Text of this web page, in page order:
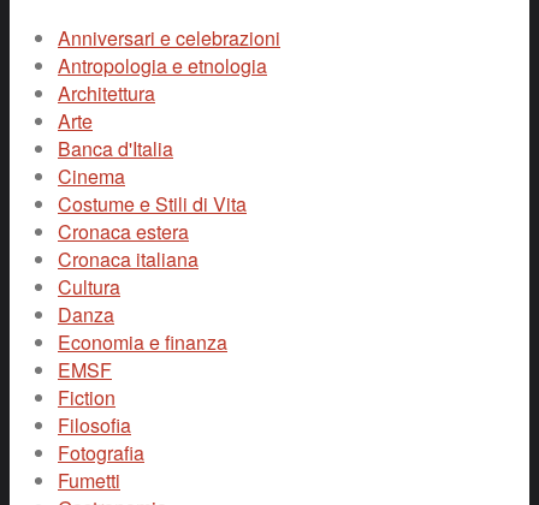
Anniversari e celebrazioni
Antropologia e etnologia
Architettura
Arte
Banca d'Italia
Cinema
Costume e Stili di Vita
Cronaca estera
Cronaca italiana
Cultura
Danza
Economia e finanza
EMSF
Fiction
Filosofia
Fotografia
Fumetti